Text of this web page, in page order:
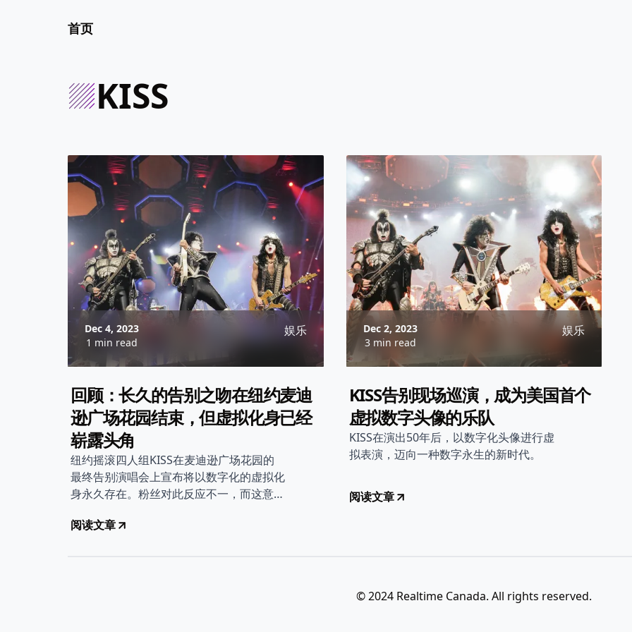
首页
KISS
Dec 4, 2023
1 min read
娱乐
回顾：长久的告别之吻在纽约麦迪
逊广场花园结束，但虚拟化身已经
崭露头角
纽约摇滚四人组KISS在麦迪逊广场花园的
最终告别演唱会上宣布将以数字化的虚拟化
身永久存在。粉丝对此反应不一，而这意味
始。
阅读文章
Dec 2, 2023
3 min read
娱乐
KISS告别现场巡演，成为美国首个
虚拟数字头像的乐队
KISS在演出50年后，以数字化头像进行虚
拟表演，迈向一种数字永生的新时代。
阅读文章
© 2024 Realtime Canada. All rights reserved.